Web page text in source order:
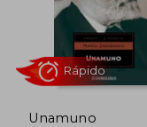
Unamuno